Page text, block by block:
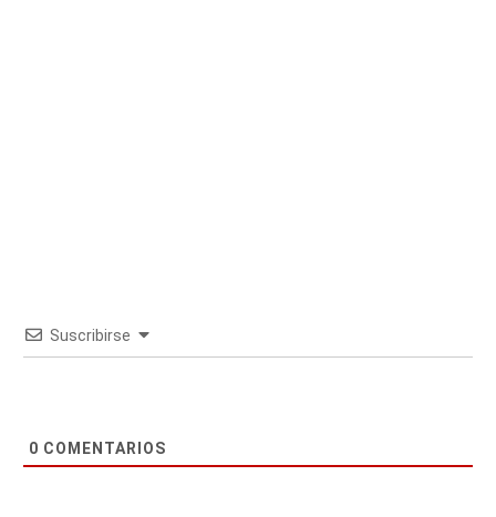
Suscribirse
0 COMENTARIOS